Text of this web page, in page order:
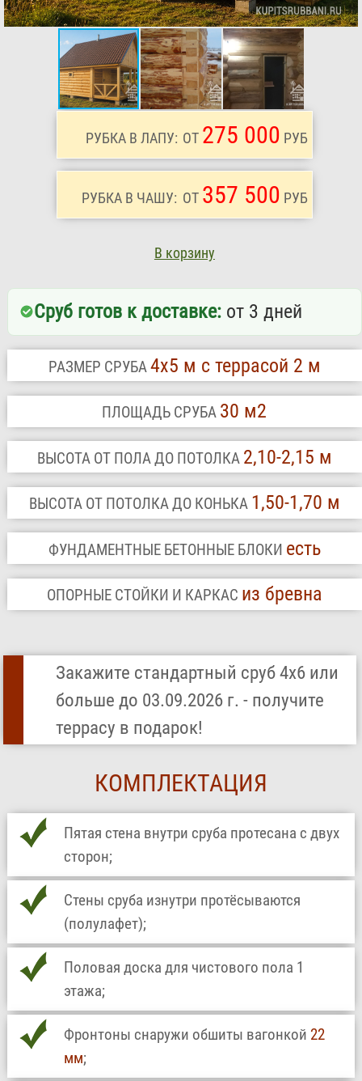
РУБКА В ЛАПУ: ОТ 275 000 РУБ
РУБКА В ЧАШУ: ОТ 357 500 РУБ
В корзину
Сруб готов к доставке:от 3 дней
РАЗМЕР СРУБА4х5 м с террасой 2 м
ПЛОЩАДЬ СРУБА 30 м2
ВЫСОТА ОТ ПОЛА ДО ПОТОЛКА 2,10-2,15 м
ВЫСОТА ОТ ПОТОЛКА ДО КОНЬКА 1,50-1,70 м
ФУНДАМЕНТНЫЕ БЕТОННЫЕ БЛОКИ есть
ОПОРНЫЕ СТОЙКИ И КАРКАС из бревна
Закажите стандартный сруб 4х6 или
больше до 03.09.2026 г. - получите
террасу в подарок!
КОМПЛЕКТАЦИЯ
Пятая стена внутри сруба протесана с двух
сторон;
Стены сруба изнутри протёсываются
(полулафет);
Половая доска для чистового пола 1
этажа;
Фронтоны снаружи обшиты вагонкой 22
мм;